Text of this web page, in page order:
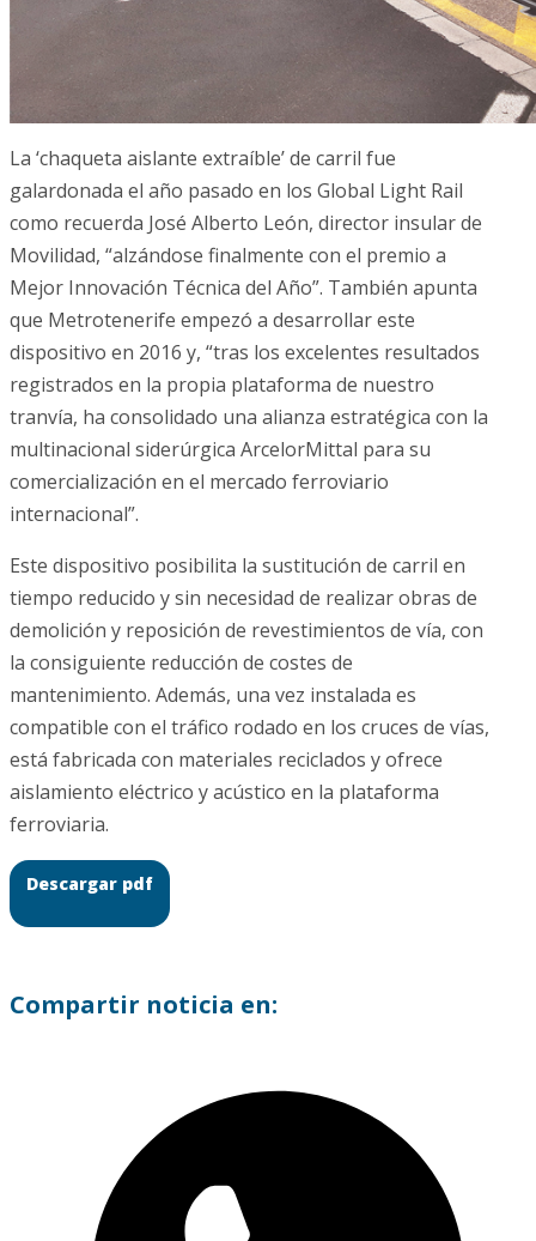
La ‘chaqueta aislante extraíble’ de carril fue
galardonada el año pasado en los Global Light Rail
como recuerda José Alberto León, director insular de
Movilidad, “alzándose finalmente con el premio a
Mejor Innovación Técnica del Año”. También apunta
que Metrotenerife empezó a desarrollar este
dispositivo en 2016 y, “tras los excelentes resultados
registrados en la propia plataforma de nuestro
tranvía, ha consolidado una alianza estratégica con la
multinacional siderúrgica ArcelorMittal para su
comercialización en el mercado ferroviario
internacional”.
Este dispositivo posibilita la sustitución de carril en
tiempo reducido y sin necesidad de realizar obras de
demolición y reposición de revestimientos de vía, con
la consiguiente reducción de costes de
mantenimiento. Además, una vez instalada es
compatible con el tráfico rodado en los cruces de vías,
está fabricada con materiales reciclados y ofrece
aislamiento eléctrico y acústico en la plataforma
ferroviaria.
Descargar pdf
Compartir noticia en: